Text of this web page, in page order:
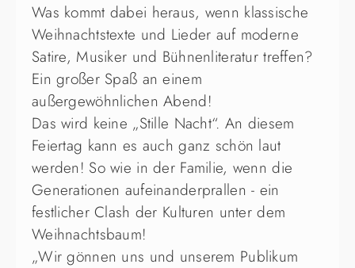
Was kommt dabei heraus, wenn klassische
Weihnachtstexte und Lieder auf moderne
Satire, Musiker und Bühnenliteratur treffen?
Ein großer Spaß an einem
außergewöhnlichen Abend!
Das wird keine „Stille Nacht“. An diesem
Feiertag kann es auch ganz schön laut
werden! So wie in der Familie, wenn die
Generationen aufeinanderprallen - ein
festlicher Clash der Kulturen unter dem
Weihnachtsbaum!
„Wir gönnen uns und unserem Publikum